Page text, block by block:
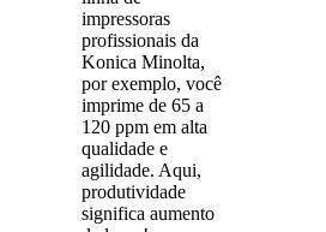
impressoras
profissionais da
Konica Minolta,
por exemplo, você
imprime de 65 a
120 ppm em alta
qualidade e
agilidade. Aqui,
produtividade
significa aumento